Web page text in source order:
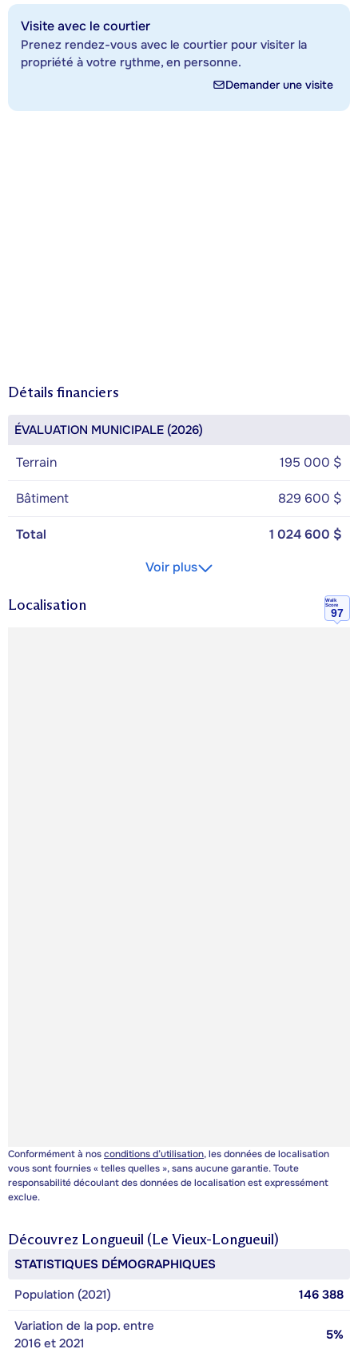
Visite avec le courtier
Prenez rendez-vous avec le courtier pour visiter la
propriété à votre rythme, en personne.
Demander une visite
Détails financiers
ÉVALUATION MUNICIPALE (2026)
Terrain 195 000 $
Bâtiment 829 600 $
Total
1 024 600 $
Voir plus
Localisation
Walk
Score
97
Conformément à nosconditions d’utilisation, les données de localisation
vous sont fournies « telles quelles », sans aucune garantie. Toute
responsabilité découlant des données de localisation est expressément
exclue.
Découvrez Longueuil (Le Vieux-Longueuil)
STATISTIQUES DÉMOGRAPHIQUES
Population (2021)
146 388
Variation de la pop. entre
2016 et 2021
5%